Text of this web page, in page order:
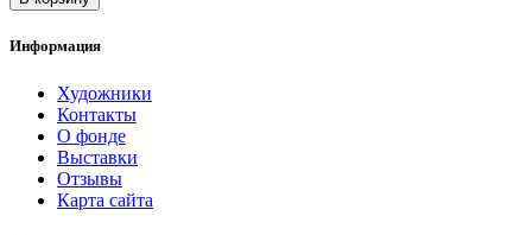
Информация
Художники
Контакты
О фонде
Выставки
Отзывы
Карта сайта